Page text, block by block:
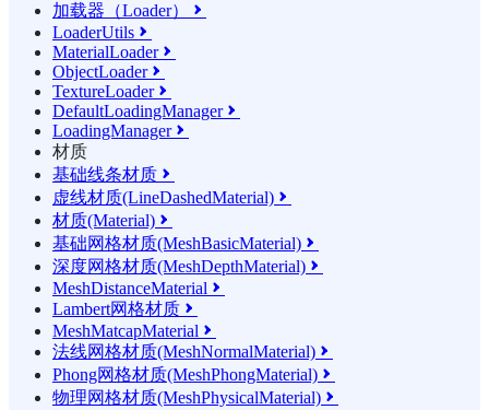
加载器（Loader） 
LoaderUtils 
MaterialLoader
ObjectLoader
TextureLoader
DefaultLoadingManager
LoadingManager
材质
基础线条材质 
虚线材质(LineDashedMaterial) 
材质(Material) 
基础网格材质(MeshBasicMaterial) 
深度网格材质(MeshDepthMaterial) 
MeshDistanceMaterial 
Lambert网格材质 
MeshMatcapMaterial 
法线网格材质(MeshNormalMaterial) 
Phong网格材质(MeshPhongMaterial) 
物理网格材质(MeshPhysicalMaterial) 